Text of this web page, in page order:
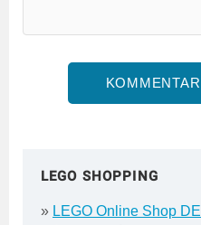
LEGO SHOPPING
» LEGO Online Shop DE